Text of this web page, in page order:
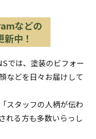
などの
中！
では、塗装のビフォー
などを日々お届けして
スタッフの人柄が伝わ
れる方も多数いらっし